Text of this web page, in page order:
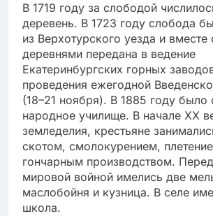
В 1719 году за слободой
деревень. В 1723 году слобода
из Верхотурского уезда и
деревнями передана в ведение
Екатеринбургских горных
проведения ежегодной
(18–21 ноября). В 1885 году было
народное училище. В начале XX
земледелия, крестьяне
скотом, смолокурением,
гончарным производством.
мировой войной имелись две
маслобойня и кузница. В селе
школа.